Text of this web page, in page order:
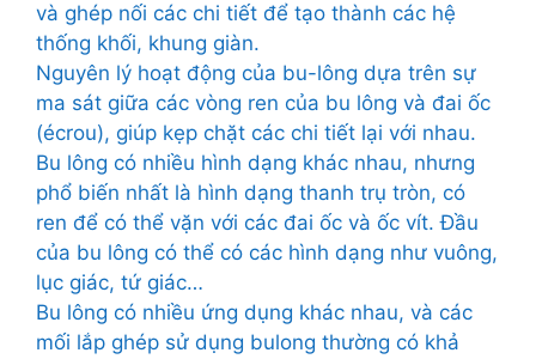
và ghép nối các chi tiết để tạo thành các hệ
thống khối, khung giàn.
Nguyên lý hoạt động của bu-lông dựa trên sự
ma sát giữa các vòng ren của bu lông và đai ốc
(écrou), giúp kẹp chặt các chi tiết lại với nhau.
Bu lông có nhiều hình dạng khác nhau, nhưng
phổ biến nhất là hình dạng thanh trụ tròn, có
ren để có thể vặn với các đai ốc và ốc vít. Đầu
của bu lông có thể có các hình dạng như vuông,
lục giác, tứ giác…
Bu lông có nhiều ứng dụng khác nhau, và các
mối lắp ghép sử dụng bulong thường có khả